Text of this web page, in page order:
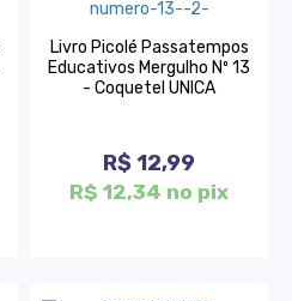
Livro Picolé Passatempos
Educativos Mergulho Nº 13
- Coquetel UNICA
R$ 12,99
R$ 12,34 no pix